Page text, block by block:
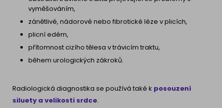
vyměšováním,
zánětlivé, nádorové nebo fibrotické léze v plicích,
plicní edém,
přítomnost cizího tělesa v trávicím traktu,
během urologických zákroků.
Radiologická diagnostika se používá také k posouzení
siluety a velikosti srdce.